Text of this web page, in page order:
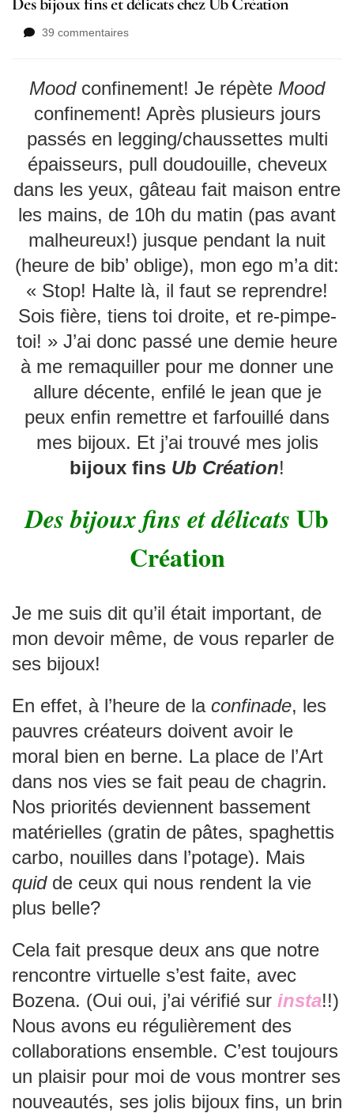
Des bijoux fins et délicats chez Ub Création
39 commentairessur
fins
et
délicats
Ub
Création
Moodconfinement! Je répète Mood
confinement! Après plusieurs jours
passés en legging/chaussettes multi
épaisseurs, pull doudouille, cheveux
dans les yeux, gâteau fait maison entre
les mains, de 10h du matin (pas avant
malheureux!) jusque pendant la nuit
(heure de bib’ oblige), mon ego m’a dit:
« Stop! Halte là, il faut se reprendre!
Sois fière, tiens toi droite, et re-pimpe-
toi! » J’ai donc passé une demie heure
à me remaquiller pour me donner une
allure décente, enfilé le jean que je
peux enfin remettre et farfouillé dans
mes bijoux. Et j’ai trouvé mes jolis
bijoux fins Ub Création!
Des bijoux fins et délicats Ub
Création
Je me suis dit qu’il était important, de
mon devoir même, de vous reparler de
ses bijoux!
En effet, à l’heure de la confinade, les
pauvres créateurs doivent avoir le
moral bien en berne. La place de l’Art
dans nos vies se fait peau de chagrin.
Nos priorités deviennent bassement
matérielles (gratin de pâtes, spaghettis
carbo, nouilles dans l’potage). Mais
quidde ceux qui nous rendent la vie
plus belle?
Cela fait presque deux ans que notre
rencontre virtuelle s’est faite, avec
Bozena. (Oui oui, j’ai vérifié sur insta!!)
Nous avons eu régulièrement des
collaborations ensemble. C’est toujours
un plaisir pour moi de vous montrer ses
nouveautés, ses jolis bijoux fins, un brin